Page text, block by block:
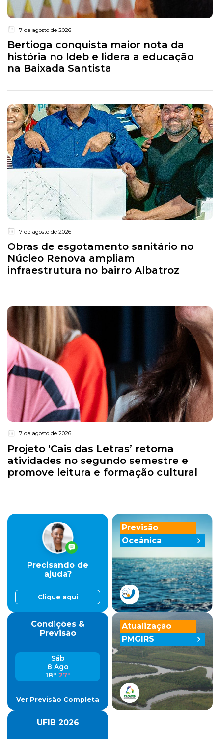
7 de agosto de 2026
Bertioga conquista maior nota da
história no Ideb e lidera a educação
na Baixada Santista
7 de agosto de 2026
Obras de esgotamento sanitário no
Núcleo Renova ampliam
infraestrutura no bairro Albatroz
7 de agosto de 2026
Projeto ‘Cais das Letras’ retoma
atividades no segundo semestre e
promove leitura e formação cultural
Previsão
Oceânica
Precisando de
ajuda?
Clique aqui
Condições &
Previsão
Sáb
8 Ago
18º 27º
Ver Previsão Completa
UFIB 2026
Atualização
PMGIRS